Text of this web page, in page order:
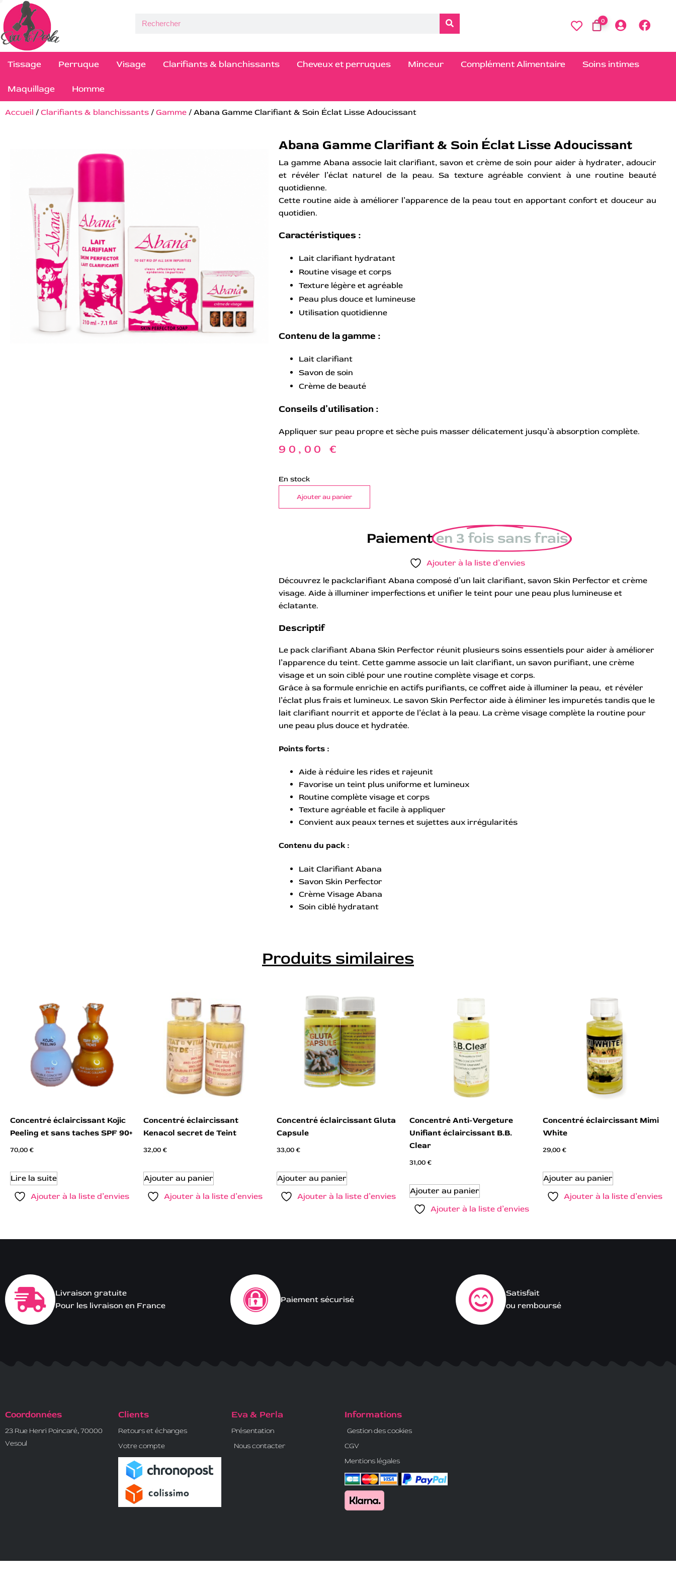
0
Tissage Perruque Visage Clarifiants & blanchissants Cheveux et perruques Minceur Complément Alimentaire Soins intimes
Maquillage Homme
Accueil / Clarifiants & blanchissants / Gamme / Abana Gamme Clarifiant & Soin Éclat Lisse Adoucissant
Abana Gamme Clarifiant & Soin Éclat Lisse Adoucissant
La gamme Abana associe lait clarifiant, savon et crème de soin pour aider à hydrater, adoucir
et révéler l’éclat naturel de la peau. Sa texture agréable convient à une routine beauté
quotidienne.
Cette routine aide à améliorer l’apparence de la peau tout en apportant confort et douceur au
quotidien.
Caractéristiques :
Lait clarifiant hydratant
Routine visage et corps
Texture légère et agréable
Peau plus douce et lumineuse
Utilisation quotidienne
Contenu de la gamme :
Lait clarifiant
Savon de soin
Crème de beauté
Conseils d’utilisation :
Appliquer sur peau propre et sèche puis masser délicatement jusqu’à absorption complète.
90,00 €
En stock
Ajouter au panier
Paiementen 3 fois sans frais
Ajouter à la liste d’envies
Découvrez le packclarifiant Abana composé d’un lait clarifiant, savon Skin Perfector et crème
visage. Aide à illuminer imperfections et unifier le teint pour une peau plus lumineuse et
éclatante.
Descriptif
Le pack clarifiant Abana Skin Perfector réunit plusieurs soins essentiels pour aider à améliorer
l’apparence du teint. Cette gamme associe un lait clarifiant, un savon purifiant, une crème
visage et un soin ciblé pour une routine complète visage et corps.
Grâce à sa formule enrichie en actifs purifiants, ce coffret aide à illuminer la peau, et révéler
l’éclat plus frais et lumineux. Le savon Skin Perfector aide à éliminer les impuretés tandis que le
lait clarifiant nourrit et apporte de l’éclat à la peau. La crème visage complète la routine pour
une peau plus douce et hydratée.
Points forts :
Aide à réduire les rides et rajeunit
Favorise un teint plus uniforme et lumineux
Routine complète visage et corps
Texture agréable et facile à appliquer
Convient aux peaux ternes et sujettes aux irrégularités
Contenu du pack :
Lait Clarifiant Abana
Savon Skin Perfector
Crème Visage Abana
Soin ciblé hydratant
Produits similaires
Concentré éclaircissant Kojic
Peeling et sans taches SPF 90+
70,00€
Lire la suite
Ajouter à la liste d’envies
Concentré éclaircissant
Kenacol secret de Teint
32,00€
Ajouter au panier
Ajouter à la liste d’envies
Concentré éclaircissant Gluta
Capsule
33,00€
Ajouter au panier
Ajouter à la liste d’envies
Concentré Anti-Vergeture
Unifiant éclaircissant B.B.
Clear
31,00€
Ajouter au panier
Ajouter à la liste d’envies
Concentré éclaircissant Mimi
White
29,00€
Ajouter au panier
Ajouter à la liste d’envies
Livraison gratuite
Pour les livraison en France
Paiement sécurisé
Satisfait
ou remboursé
Coordonnées
23 Rue Henri Poincaré, 70000
Vesoul
Clients
Retours et échanges
Votre compte
Eva & Perla
Présentation
Nous contacter
Informations
Gestion des cookies
CGV
Mentions légales